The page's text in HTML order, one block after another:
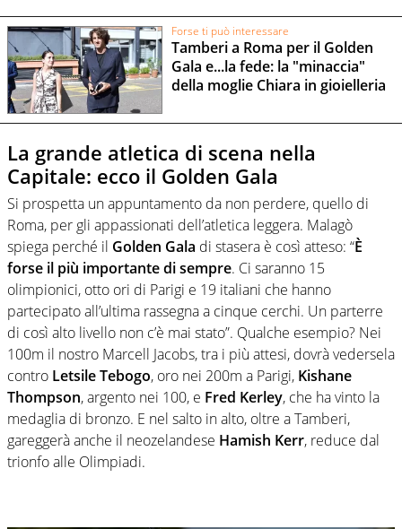
Forse ti può interessare
Tamberi a Roma per il Golden
Gala e...la fede: la "minaccia"
della moglie Chiara in gioielleria
La grande atletica di scena nella
Capitale: ecco il Golden Gala
Si prospetta un appuntamento da non perdere, quello di
Roma, per gli appassionati dell’atletica leggera. Malagò
spiega perché il Golden Gala di stasera è così atteso: “È
forse il più importante di sempre. Ci saranno 15
olimpionici, otto ori di Parigi e 19 italiani che hanno
partecipato all’ultima rassegna a cinque cerchi. Un parterre
di così alto livello non c’è mai stato”. Qualche esempio? Nei
100m il nostro Marcell Jacobs, tra i più attesi, dovrà vedersela
contro Letsile Tebogo, oro nei 200m a Parigi, Kishane
Thompson, argento nei 100, e Fred Kerley, che ha vinto la
medaglia di bronzo. E nel salto in alto, oltre a Tamberi,
gareggerà anche il neozelandese Hamish Kerr, reduce dal
trionfo alle Olimpiadi.